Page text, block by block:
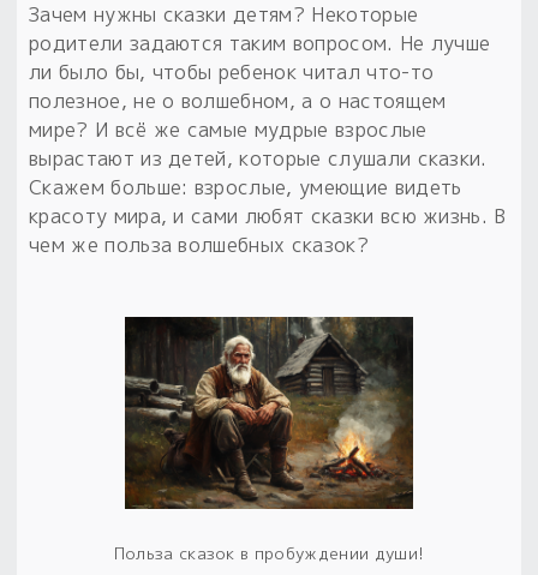
Зачем нужны сказки детям? Некоторые
родители задаются таким вопросом. Не лучше
ли было бы, чтобы ребенок читал что-то
полезное, не о волшебном, а о настоящем
мире? И всё же самые мудрые взрослые
вырастают из детей, которые слушали сказки.
Скажем больше: взрослые, умеющие видеть
красоту мира, и сами любят сказки всю жизнь. В
чем же польза волшебных сказок?
Польза сказок в пробуждении души!